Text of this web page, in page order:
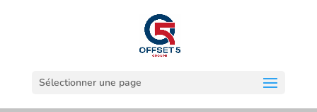
Sélectionner une page